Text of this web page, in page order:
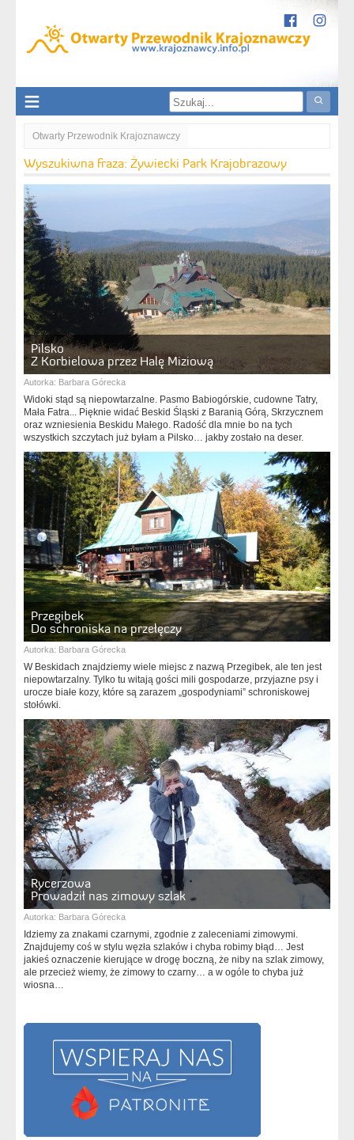
Otwarty Przewodnik Krajoznawczy
Żywiecki Park Krajobrazowy
Wyszukiwna fraza: Żywiecki Park Krajobrazowy
Pilsko
Z Korbielowa przez Halę Miziową
Autorka: Barbara Górecka
Widoki stąd są niepowtarzalne. Pasmo Babiogórskie, cudowne Tatry,
Mała Fatra... Pięknie widać Beskid Śląski z Baranią Górą, Skrzycznem
oraz wzniesienia Beskidu Małego. Radość dla mnie bo na tych
wszystkich szczytach już byłam a Pilsko… jakby zostało na deser.
Przegibek
Do schroniska na przełęczy
Autorka: Barbara Górecka
W Beskidach znajdziemy wiele miejsc z nazwą Przegibek, ale ten jest
niepowtarzalny. Tylko tu witają gości mili gospodarze, przyjazne psy i
urocze białe kozy, które są zarazem „gospodyniami” schroniskowej
stołówki.
Rycerzowa
Prowadził nas zimowy szlak
Autorka: Barbara Górecka
Idziemy za znakami czarnymi, zgodnie z zaleceniami zimowymi.
Znajdujemy coś w stylu węzła szlaków i chyba robimy błąd… Jest
jakieś oznaczenie kierujące w drogę boczną, że niby na szlak zimowy,
ale przecież wiemy, że zimowy to czarny… a w ogóle to chyba już
wiosna…